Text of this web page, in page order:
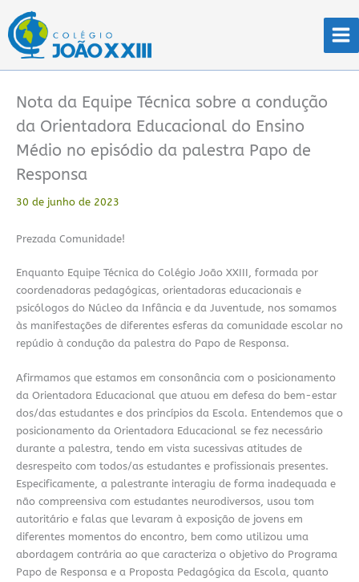
para
conteúdo
Nota da Equipe Técnica sobre a condução
da Orientadora Educacional do Ensino
Médio no episódio da palestra Papo de
Responsa
30 de junho de 2023
Prezada Comunidade!
Enquanto Equipe Técnica do Colégio João XXIII, formada por
coordenadoras pedagógicas, orientadoras educacionais e
psicólogos do Núcleo da Infância e da Juventude, nos somamos
às manifestações de diferentes esferas da comunidade escolar no
repúdio à condução da palestra do Papo de Responsa.
Afirmamos que estamos em consonância com o posicionamento
da Orientadora Educacional que atuou em defesa do bem-estar
dos/das estudantes e dos princípios da Escola. Entendemos que o
posicionamento da Orientadora Educacional se fez necessário
durante a palestra, tendo em vista sucessivas atitudes de
desrespeito com todos/as estudantes e profissionais presentes.
Especificamente, a palestrante interagiu de forma inadequada e
não compreensiva com estudantes neurodiversos, usou tom
autoritário e falas que levaram à exposição de jovens em
diferentes momentos do encontro, bem como utilizou uma
abordagem contrária ao que caracteriza o objetivo do Programa
Papo de Responsa e a Proposta Pedagógica da Escola, quanto